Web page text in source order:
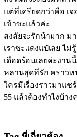
แต่ที่เครียดกว่าคือ เ
เข้าซะแล้วค่ะ
สงสัยจะรักน้ามาก ม
เราซะแดงแป๋เลย ไ
เดือดร้อนเลยค่ะงาน
หลานสุดที่รัก คราวห
ใครมีเรื่องราวมาแช
55 แล้วต้องทำไงบ้าง